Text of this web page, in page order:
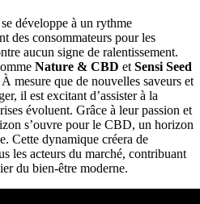
développe à un rythme
des consommateurs pour les
aucun signe de ralentissement.
Nature & CBD et Sensi Seed
mesure que de nouvelles saveurs et
il est excitant d’assister à la
évoluent. Grâce à leur passion et
s’ouvre pour le CBD, un horizon
Cette dynamique créera de
les acteurs du marché, contribuant
du bien-être moderne.